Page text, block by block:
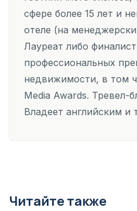
сфере более 15 лет и
отеле (на
Лауреат либо
профессиональных
недвижимости, в том
Media Awards. Тревел-
Владеет английским и
Читайте также